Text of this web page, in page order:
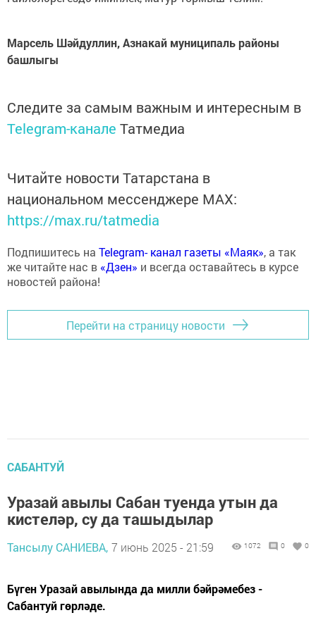
Марсель Шәйдуллин, Азнакай муниципаль районы
башлыгы
Следите за самым важным и интересным в
Telegram-канале Татмедиа
Читайте новости Татарстана в
национальном мессенджере MАХ:
https://max.ru/tatmedia
Подпишитесь на Telegram- канал газеты «Маяк», а так
же читайте нас в «Дзен» и всегда оставайтесь в курсе
новостей района!
Перейти на страницу новости
САБАНТУЙ
Уразай авылы Сабан туенда утын да
кистеләр, су да ташыдылар
Тансылу САНИЕВА, 7 июнь 2025 - 21:59 1072 0 0
Бүген Уразай авылында да милли бәйрәмебез -
Сабантуй гөрләде.